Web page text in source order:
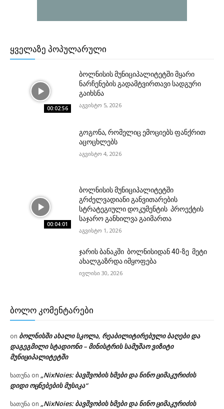
ᲧᲕᲔᲚᲐᲖᲔ ᲞᲝᲞᲣᲚᲐᲠᲣᲚᲘ
00:02:56
ბოლნისის მუნიციპალიტეტში მყარი
ნარჩენების გადამტვირთავი სადგური
გაიხსნა
აგვისტო 5, 2026
გოგონა, რომელიც ემოციებს ფანქრით
აცოცხლებს
აგვისტო 4, 2026
00:04:01
ბოლნისის მუნიციპალიტეტში
გრძელვადიანი განვითარების
სტრატეგიული დოკუმენტის პროექტის
საჯარო განხილვა გაიმართა
აგვისტო 1, 2026
ჯარის ბანაკში ბოლნისიდან 40-ზე მეტი
ახალგაზრდა იმყოფება
ივლისი 30, 2026
ᲑᲝᲚᲝ ᲙᲝᲛᲔᲜᲢᲐᲠᲔᲑᲘ
on ბოლნისში ახალი სკოლა, რეაბილიტირებული ბაღები და
დაგეგმილი სტადიონი – მინისტრის სამუშაო ვიზიტი
მუნიციპალიტეტში
ხათუნა on „NixNoies: ბავშვობის ხმები და ნინო ციმაკურიძის
დიდი ოცნებების მუსიკა“
ხათუნა on „NixNoies: ბავშვობის ხმები და ნინო ციმაკურიძის